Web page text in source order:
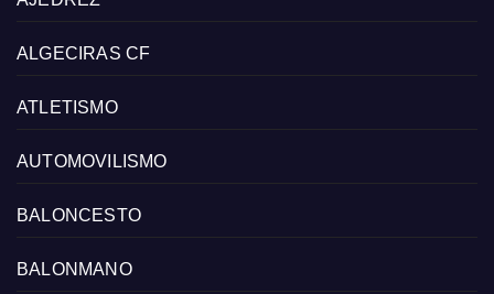
ALGECIRAS CF
ATLETISMO
AUTOMOVILISMO
BALONCESTO
BALONMANO